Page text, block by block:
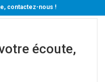
contactez-nous !​
écoute,